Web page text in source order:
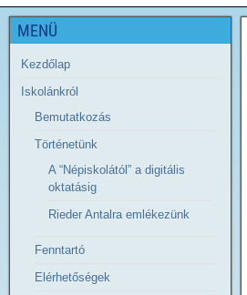
MENÜ
Kezdőlap
Iskolánkról
Bemutatkozás
Történetünk
A “Népiskolától” a digitális
oktatásig
Rieder Antalra emlékezünk
Fenntartó
Elérhetőségek